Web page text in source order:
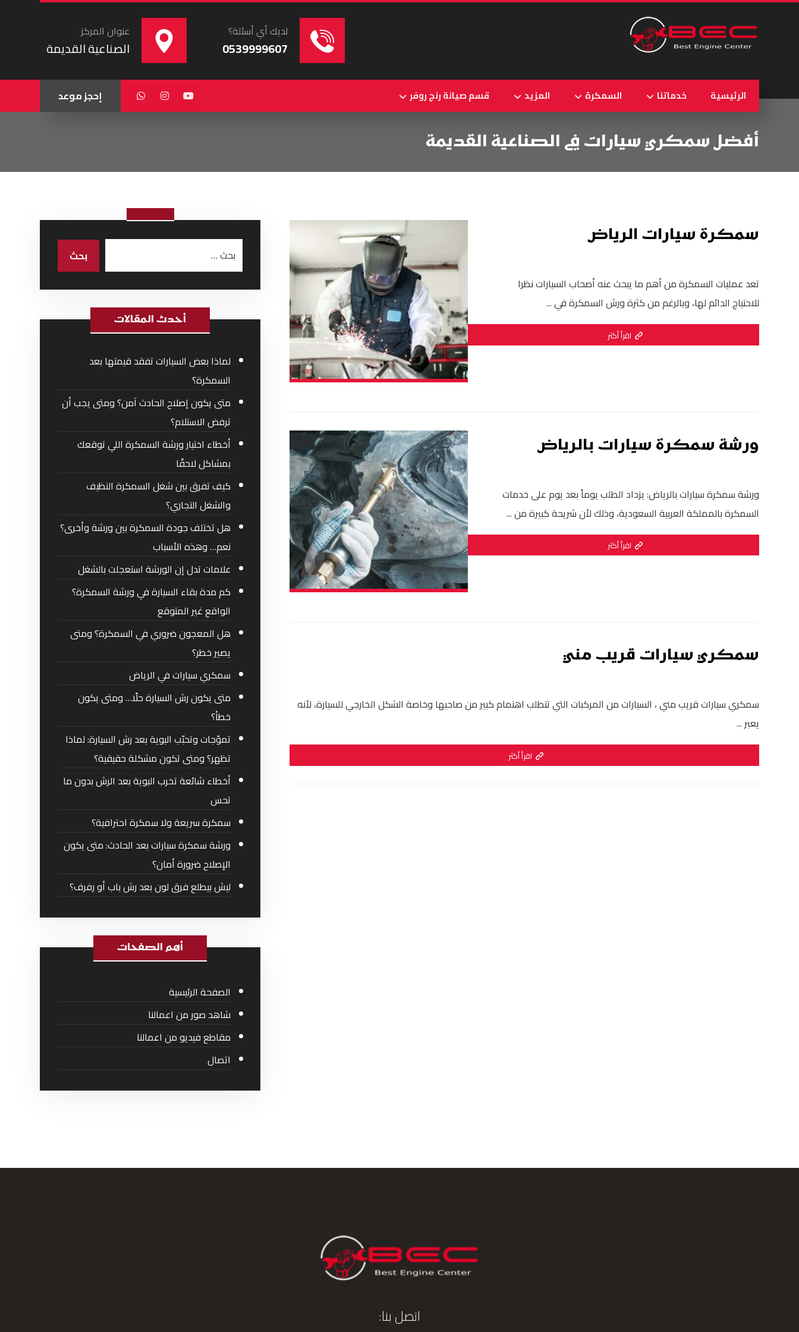
عنوان المركز
الصناعية القديمة
لديك أي أسئلة؟
0539999607
الرئيسية خدماتنا السمكرة المزيد قسم صيانة رنج روفر إحجز موعد
أفضل سمكري سيارات في الصناعية القديمة
سمكرة سيارات الرياض
تعد عمليات السمكرة من أهم ما يبحث عنه أصحاب السيارات نظرا
للاحتياج الدائم لها، وبالرغم من كثرة ورش السمكرة في ...
اقرأ أكثر
ورشة سمكرة سيارات بالرياض
ورشة سمكرة سيارات بالرياض: يزداد الطلب يوماً بعد يوم على خدمات
السمكرة بالمملكة العربية السعودية، وذلك لأن شريحة كبيرة من ...
اقرأ أكثر
سمكري سيارات قريب مني
سمكري سيارات قريب مني ، السيارات من المركبات التي تتطلب اهتمام كبير من صاحبها وخاصة الشكل الخارجي للسيارة، لأنه
يعبر ...
اقرأ أكثر
أحدث المقالات
لماذا بعض السيارات تفقد قيمتها بعد
السمكرة؟
متى يكون إصلاح الحادث آمن؟ ومتى يجب أن
ترفض الاستلام؟
أخطاء اختيار ورشة السمكرة اللي توقعك
بمشاكل لاحقًا
كيف تفرق بين شغل السمكرة النظيف
والشغل التجاري؟
هل تختلف جودة السمكرة بين ورشة وأخرى؟
نعم… وهذه الأسباب
علامات تدل إن الورشة استعجلت بالشغل
كم مدة بقاء السيارة في ورشة السمكرة؟
الواقع غير المتوقع
هل المعجون ضروري في السمكرة؟ ومتى
يصير خطر؟
سمكري سيارات في الرياض
متى يكون رش السيارة حلًا… ومتى يكون
خطأ؟
تموّجات وتحبّب البوية بعد رش السيارة: لماذا
تظهر؟ ومتى تكون مشكلة حقيقية؟
أخطاء شائعة تخرب البوية بعد الرش بدون ما
تحس
سمكرة سريعة ولا سمكرة احترافية؟
ورشة سمكرة سيارات بعد الحادث: متى يكون
الإصلاح ضرورة أمان؟
ليش بيطلع فرق لون بعد رش باب أو رفرف؟
أهم الصفحات
الصفحة الرئيسية
شاهد صور من اعمالنا
مقاطع فيديو من اعمالنا
اتصال
اتصل بنا: